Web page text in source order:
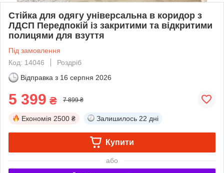
Стійка для одягу універсальна в коридор з
ЛДСП Передпокій із закритими та відкритими
полицями для взуття
Під замовлення
Код: 14046
Роздріб
Відправка з 16 серпня 2026
5 399 ₴ 7 899 ₴
Економія 2500 ₴ Залишилось 22 дні
Купити
або